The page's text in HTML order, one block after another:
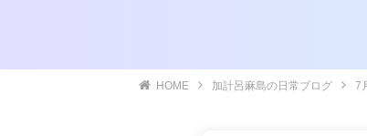
HOME 加計呂麻島の日常ブログ 7